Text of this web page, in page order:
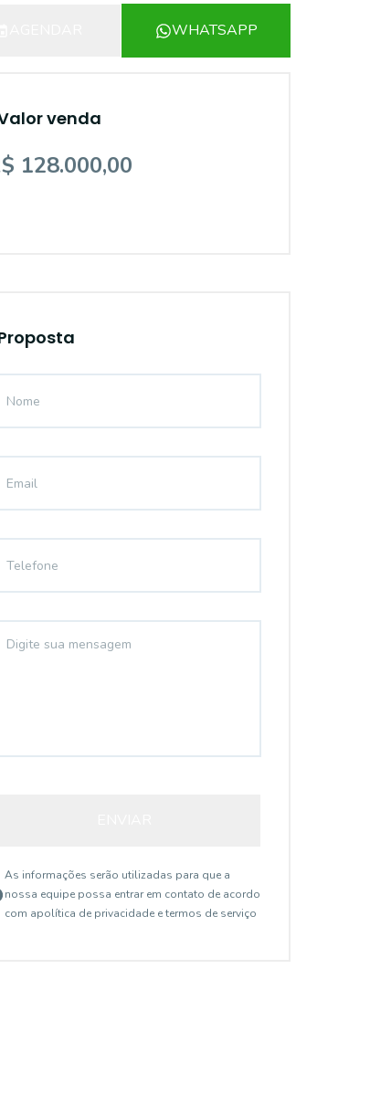
WHATSAPP
venda
128.000,00
As informações serão utilizadas para que a
nossa equipe possa entrar em contato de acordo
com apolítica de privacidade e termos de serviço